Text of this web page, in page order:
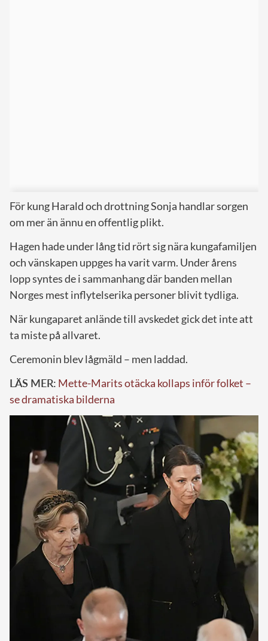
För kung Harald och drottning Sonja handlar sorgen
om mer än ännu en offentlig plikt.
Hagen hade under lång tid rört sig nära kungafamiljen
och vänskapen uppges ha varit varm. Under årens
lopp syntes de i sammanhang där banden mellan
Norges mest inflytelserika personer blivit tydliga.
När kungaparet anlände till avskedet gick det inte att
ta miste på allvaret.
Ceremonin blev lågmäld – men laddad.
LÄS MER: Mette-Marits otäcka kollaps inför folket –
se dramatiska bilderna